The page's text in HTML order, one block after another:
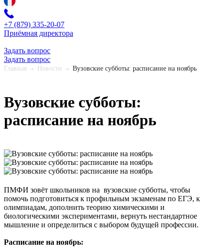
+7 (879) 335-20-07
Приёмная директора
Задать вопрос
Задать вопрос
Главная Новости Вузовские субботы: расписание на ноябрь
Вузовские субботы:
расписание на ноябрь
ПМФИ зовёт школьников на вузовские субботы, чтобы
помочь подготовиться к профильным экзаменам по ЕГЭ, к
олимпиадам, дополнить теорию химическими и
биологическими экспериментами, вернуть нестандартное
мышление и определиться с выбором будущей профессии.
Расписание на ноябрь: